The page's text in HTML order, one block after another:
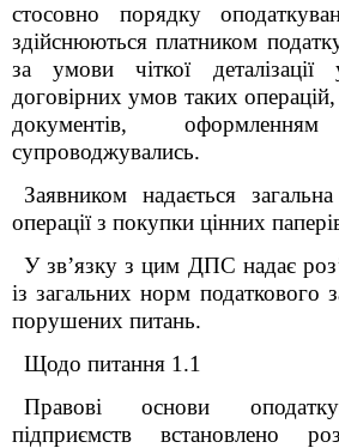
стосовно порядку
здійснюються платником
за умови чіткої
договірних умов таких
документів,
супроводжувались.
Заявником надається
операції з покупки цінних
У зв’язку з цим ДПС надає
із загальних норм податкового
порушених питань.
Щодо питання 1.1
Правові основи
підприємств встановлено